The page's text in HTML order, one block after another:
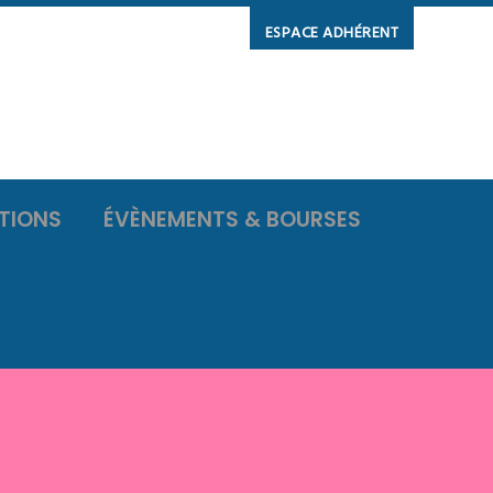
ESPACE ADHÉRENT
ÉVÈNEMENTS & BOURSES